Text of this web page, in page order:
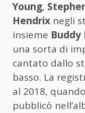
Young,
Hendrix negli
insieme Buddy
una sorta di
cantato dallo
basso. La
al 2018,
pubblicò